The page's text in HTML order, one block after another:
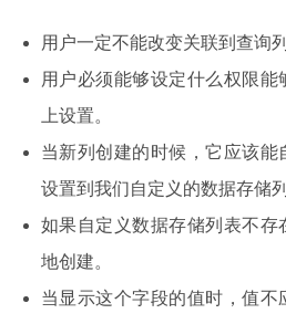
用户一定不能改变关联到查询
用户必须能够设定什么权限
上设置。
当新列创建的时候，它应该能
设置到我们自定义的数据存储列
如果自定义数据存储列表不存
地创建。
当显示这个字段的值时，值不